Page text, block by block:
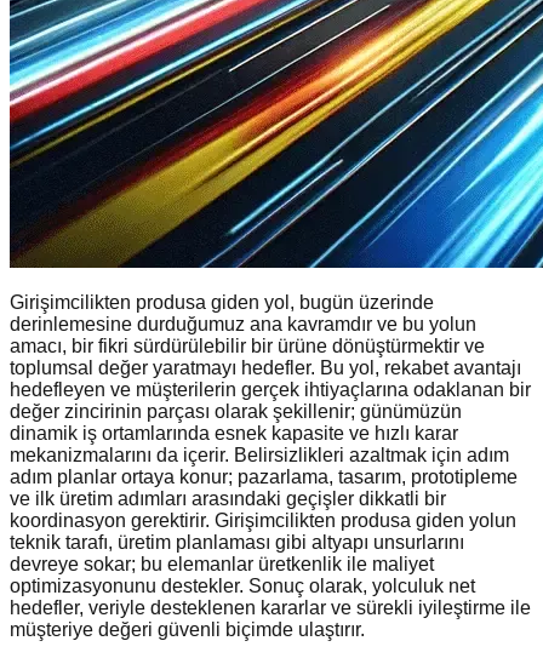
Girişimcilikten produsa giden yol, bugün üzerinde
derinlemesine durduğumuz ana kavramdır ve bu yolun
amacı, bir fikri sürdürülebilir bir ürüne dönüştürmektir ve
toplumsal değer yaratmayı hedefler. Bu yol, rekabet avantajı
hedefleyen ve müşterilerin gerçek ihtiyaçlarına odaklanan bir
değer zincirinin parçası olarak şekillenir; günümüzün
dinamik iş ortamlarında esnek kapasite ve hızlı karar
mekanizmalarını da içerir. Belirsizlikleri azaltmak için adım
adım planlar ortaya konur; pazarlama, tasarım, prototipleme
ve ilk üretim adımları arasındaki geçişler dikkatli bir
koordinasyon gerektirir. Girişimcilikten produsa giden yolun
teknik tarafı, üretim planlaması gibi altyapı unsurlarını
devreye sokar; bu elemanlar üretkenlik ile maliyet
optimizasyonunu destekler. Sonuç olarak, yolculuk net
hedefler, veriyle desteklenen kararlar ve sürekli iyileştirme ile
müşteriye değeri güvenli biçimde ulaştırır.